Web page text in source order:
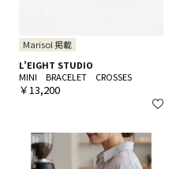
Marisol 掲載
L’EIGHT STUDIO
MINI BRACELET CROSSES
￥13,200